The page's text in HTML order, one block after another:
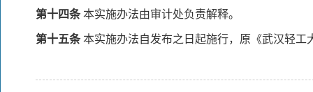
第十四条本实施办法由审计处负责解释。
第十五条本实施办法自发布之日起施行，原《武汉轻工